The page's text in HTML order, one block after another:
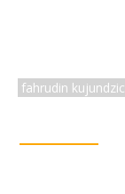
fahrudin kujundzic